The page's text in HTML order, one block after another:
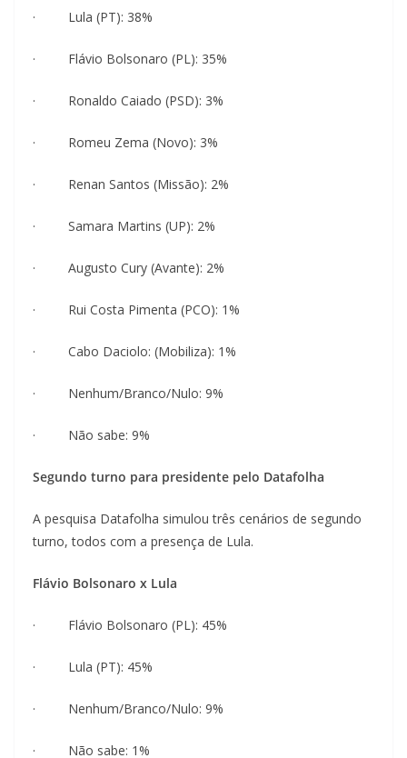
· Lula (PT): 38%
· Flávio Bolsonaro (PL): 35%
· Ronaldo Caiado (PSD): 3%
· Romeu Zema (Novo): 3%
· Renan Santos (Missão): 2%
· Samara Martins (UP): 2%
· Augusto Cury (Avante): 2%
· Rui Costa Pimenta (PCO): 1%
· Cabo Daciolo: (Mobiliza): 1%
· Nenhum/Branco/Nulo: 9%
· Não sabe: 9%
Segundo turno para presidente pelo Datafolha
A pesquisa Datafolha simulou três cenários de segundo
turno, todos com a presença de Lula.
Flávio Bolsonaro x Lula
· Flávio Bolsonaro (PL): 45%
· Lula (PT): 45%
· Nenhum/Branco/Nulo: 9%
· Não sabe: 1%